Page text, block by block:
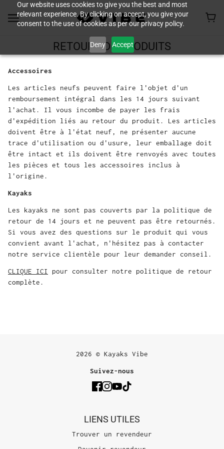
Our website uses cookies to give you the best and most
relevant experience. By clicking on accept, you give your
consent to the use of cookies as per our privacy policy.
Deny Accept
RETOURS DE PRODUITS
Accessoires
Les articles neufs peuvent faire l'objet d'un
remboursement intégral dans les 14 jours suivant
l'achat. Il vous incombe de payer les frais
d'expédition liés au retour du produit. Les articles
doivent être à l'état neuf, ne présenter aucune
trace d'utilisation ou d'usure, leur emballage doit
être intact et ils doivent être renvoyés avec toutes
les pièces et tous les accessoires inclus à
l'origine.
Kayaks
Les kayaks ne sont pas couverts par la politique de
retour de 14 jours et ne peuvent pas être retournés.
Si vous avez des questions sur le produit qui vous
convient avant l'achat, n'hésitez pas à contacter
notre service clientèle pour leur demander conseil.
CLIQUE ICI
pour consulter notre politique de retour
complète.
2026 © Kayaks Vibe
Suivez-nous
LIENS UTILES
Trouver un revendeur